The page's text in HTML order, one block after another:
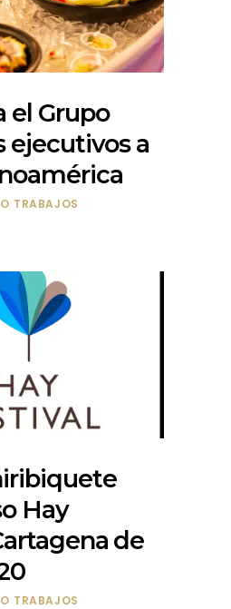
el Grupo
ejecutivos a
TRABAJOS
Hay
de
TRABAJOS